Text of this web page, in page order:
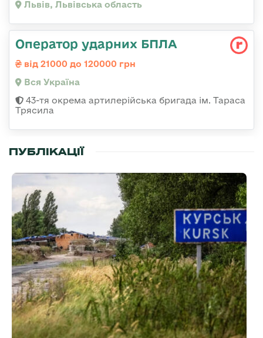
Львів, Львівська область
Оператор ударних БПЛА
від 21000 до 120000 грн
Вся Україна
43-тя окрема артилерійська бригада ім. Тараса
Трясила
ПУБЛІКАЦІЇ